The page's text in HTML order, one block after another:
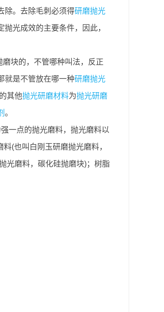
除。去除毛刺必须得研磨抛光
光成效的主要条件，因此，
块的，不管哪种叫法，反正
就是不管放在哪一种研磨抛光
其他抛光研磨材料为抛光研磨
。
一点的抛光磨料，抛光磨料以
(也叫白刚玉研磨抛光磨料，
光磨料，碳化硅抛磨块)；树脂